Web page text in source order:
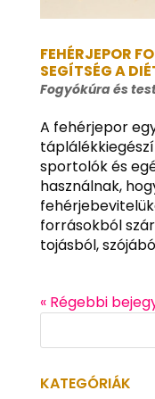
FEHÉRJEPOR
SEGÍTSÉG A
Fogyókúra és
A fehérjepor
sportolók és
használnak,
forrásokból
tojásból,
« Régebbi
KATEGÓRIÁK